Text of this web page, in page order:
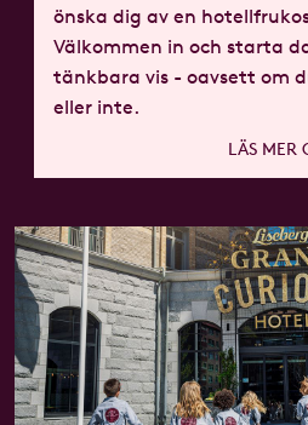
önska dig av en
Välkommen in och starta
tänkbara vis - oavsett om
eller inte.
LÄS MER